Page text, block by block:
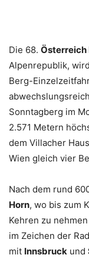
Die 68. Österreich
Alpenrepublik,
Berg-
Sonntagberg im
2.571 Metern
dem Villacher
Wien gleich vier
Nach dem rund
Horn, wo bis zum
Kehren zu
im Zeichen der
mit Innsbruck und